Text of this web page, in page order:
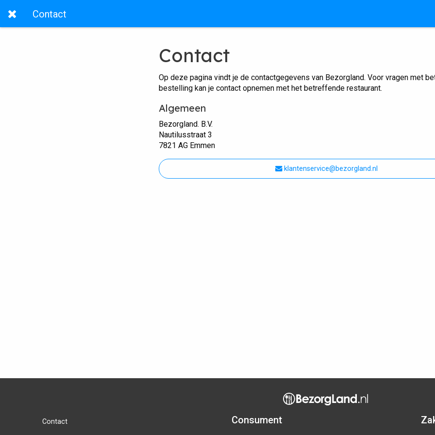
Contact
Contact
Op deze pagina vindt je de contactgegevens van Bezorgland. Voor vragen met
bestelling kan je contact opnemen met het betreffende restaurant.
Algemeen
Bezorgland. B.V.
Nautilusstraat 3
7821 AG Emmen
klantenservice@bezorgland.nl
Contact Consument